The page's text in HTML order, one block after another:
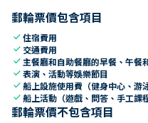
郵輪票價包含項目
check住宿費用
check 交通費用
check 主餐廳和自助餐廳的早餐、午餐
check表演、活動等娛樂節目
check船上設施使用費（健身中心、游
check船上活動（遊戲、問答、手工課程
郵輪票價不包含項目